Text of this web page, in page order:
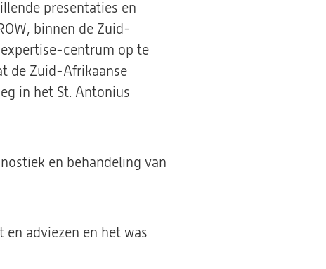
presentaties en
binnen de Zuid-
centrum op te
de Zuid-Afrikaanse
in het St. Antonius
en behandeling van
adviezen en het was